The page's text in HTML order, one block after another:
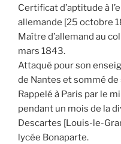
Certificat d’aptitude à
allemande [25 octobre
Maître d’allemand au
mars 1843.
Attaqué pour son
de Nantes et sommé
Rappelé à Paris par le
pendant un mois de la
Descartes [Louis-le-
lycée Bonaparte.